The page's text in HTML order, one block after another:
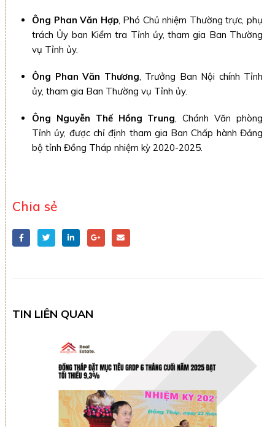
Ông Phan Văn Hợp, Phó Chủ nhiệm Thường trực, phụ
trách Ủy ban Kiểm tra Tỉnh ủy, tham gia Ban Thường
vụ Tỉnh ủy.
Ông Phan Văn Thương, Trưởng Ban Nội chính Tỉnh
ủy, tham gia Ban Thường vụ Tỉnh ủy.
Ông Nguyễn Thế Hồng Trung, Chánh Văn phòng
Tỉnh ủy, được chỉ định tham gia Ban Chấp hành Đảng
bộ tỉnh Đồng Tháp nhiệm kỳ 2020-2025.
Chia sẻ
TIN LIÊN QUAN